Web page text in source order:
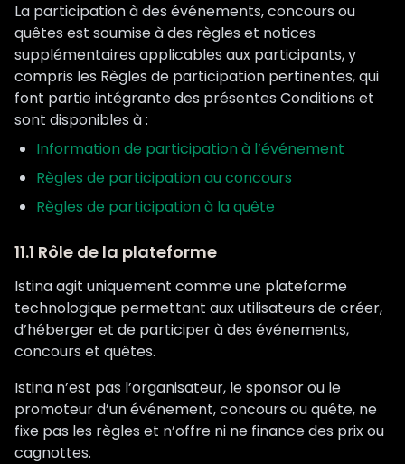
La participation à des événements, concours ou
quêtes est soumise à des règles et notices
supplémentaires applicables aux participants, y
compris les Règles de participation pertinentes, qui
font partie intégrante des présentes Conditions et
sont disponibles à :
Information de participation à l’événement
Règles de participation au concours
Règles de participation à la quête
11.1 Rôle de la plateforme
Istina agit uniquement comme une plateforme
technologique permettant aux utilisateurs de créer,
d’héberger et de participer à des événements,
concours et quêtes.
Istina n’est pas l’organisateur, le sponsor ou le
promoteur d’un événement, concours ou quête, ne
fixe pas les règles et n’offre ni ne finance des prix ou
cagnottes.